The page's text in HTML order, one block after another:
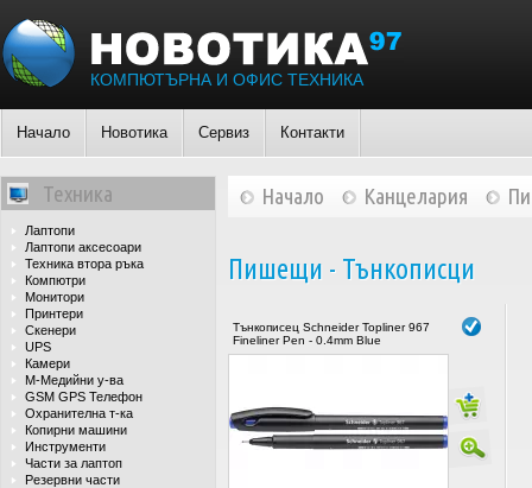
КОМПЮТЪРНА И ОФИС ТЕХНИКА
Начало Новотика Сервиз Контакти
Техника
Лаптопи
Лаптопи аксесоари
Техника втора ръка
Компютри
Монитори
Принтери
Скенери
UPS
Камери
М-Медийни у-ва
GSM GPS Телефон
Охранителна т-ка
Копирни машини
Инструменти
Части за лаптоп
Резервни части
Начало Канцелария
Пишещи - Тънкописци
Тънкописец Schneider Topliner 967
Fineliner Pen - 0.4mm Blue